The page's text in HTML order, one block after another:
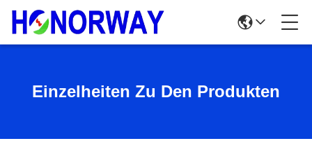
Einzelheiten Zu Den Produkten